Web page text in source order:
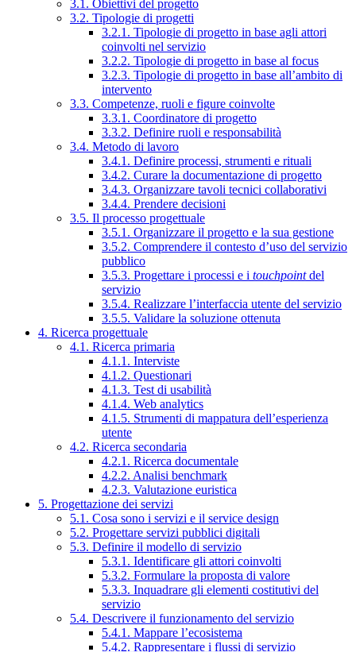
3.1. Obiettivi del progetto
3.2. Tipologie di progetti
3.2.1. Tipologie di progetto in base agli attori
coinvolti nel servizio
3.2.2. Tipologie di progetto in base al focus
3.2.3. Tipologie di progetto in base all’ambito di
intervento
3.3. Competenze, ruoli e figure coinvolte
3.3.1. Coordinatore di progetto
3.3.2. Definire ruoli e responsabilità
3.4. Metodo di lavoro
3.4.1. Definire processi, strumenti e rituali
3.4.2. Curare la documentazione di progetto
3.4.3. Organizzare tavoli tecnici collaborativi
3.4.4. Prendere decisioni
3.5. Il processo progettuale
3.5.1. Organizzare il progetto e la sua gestione
3.5.2. Comprendere il contesto d’uso del servizio
pubblico
3.5.3. Progettare i processi e i touchpointdel
servizio
3.5.4. Realizzare l’interfaccia utente del servizio
3.5.5. Validare la soluzione ottenuta
4. Ricerca progettuale
4.1. Ricerca primaria
4.1.1. Interviste
4.1.2. Questionari
4.1.3. Test di usabilità
4.1.4. Web analytics
4.1.5. Strumenti di mappatura dell’esperienza
utente
4.2. Ricerca secondaria
4.2.1. Ricerca documentale
4.2.2. Analisi benchmark
4.2.3. Valutazione euristica
5. Progettazione dei servizi
5.1. Cosa sono i servizi e il service design
5.2. Progettare servizi pubblici digitali
5.3. Definire il modello di servizio
5.3.1. Identificare gli attori coinvolti
5.3.2. Formulare la proposta di valore
5.3.3. Inquadrare gli elementi costitutivi del
servizio
5.4. Descrivere il funzionamento del servizio
5.4.1. Mappare l’ecosistema
5.4.2. Rappresentare i flussi di servizio